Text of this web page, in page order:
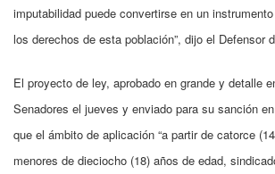
imputabilidad puede convertirse en un
los derechos de esta población”, dijo el Defensor
El proyecto de ley, aprobado en grande y detalle
Senadores el jueves y enviado para su sanción
que el ámbito de aplicación “a partir de catorce
menores de dieciocho (18) años de edad,